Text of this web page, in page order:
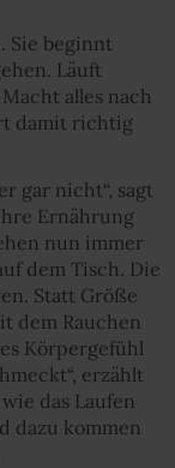
Sie beginnt
Läuft
alles nach
damit richtig
gar nicht“, sagt
Ernährung
nun immer
dem Tisch. Die
Statt Größe
dem Rauchen
Körpergefühl
erzählt
das Laufen
dazu kommen